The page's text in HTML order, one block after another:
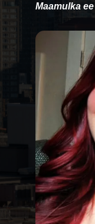
Maamulka